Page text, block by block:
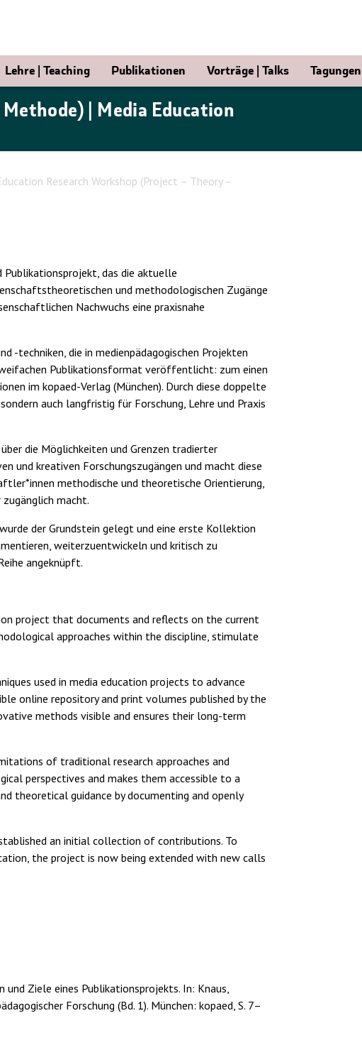
Lehre | Teaching Publikationen Vorträge | Talks
| Media Education
Research Workshop (Project – Theory –
das die aktuelle
und methodologischen Zugänge
Nachwuchs eine praxisnahe
-techniken, die in medienpädagogischen Projekten
Publikationsformat veröffentlicht: zum einen
im kopaed-Verlag (München). Durch diese doppelte
auch langfristig für Forschung, Lehre und Praxis
die Möglichkeiten und Grenzen tradierter
und kreativen Forschungszugängen und macht diese
methodische und theoretische Orientierung,
macht.
der Grundstein gelegt und eine erste Kollektion
weiterzuentwickeln und kritisch zu
angeknüpft.
project that documents and reflects on the current
approaches within the discipline, stimulate
used in media education projects to advance
online repository and print volumes published by the
methods visible and ensures their long-term
of traditional research approaches and
perspectives and makes them accessible to a
theoretical guidance by documenting and openly
an initial collection of contributions. To
the project is now being extended with new calls
und Ziele eines Publikationsprojekts. In: Knaus,
Forschung (Bd. 1). München: kopaed, S. 7–